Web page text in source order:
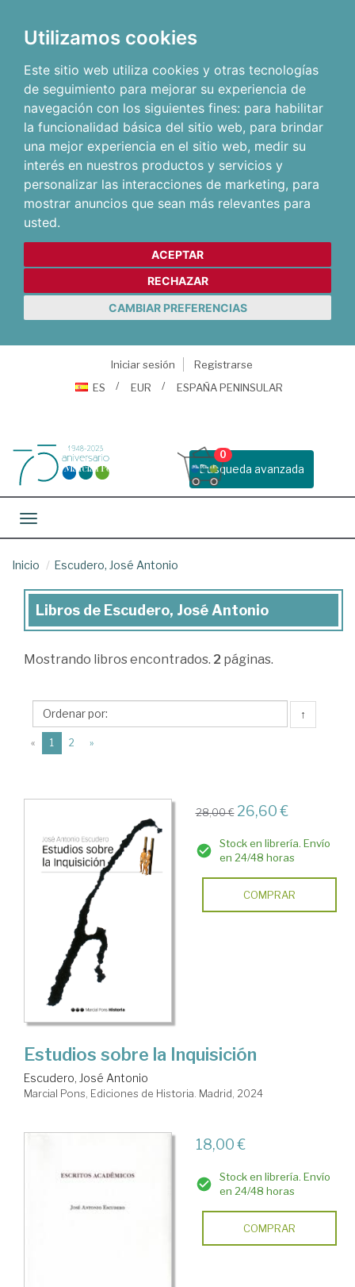
Utilizamos cookies
Este sitio web utiliza cookies y otras tecnologías
de seguimiento para mejorar su experiencia de
navegación con los siguientes fines: para habilitar
la funcionalidad básica del sitio web, para brindar
una mejor experiencia en el sitio web, medir su
interés en nuestros productos y servicios y
personalizar las interacciones de marketing, para
mostrar anuncios que sean más relevantes para
usted.
ACEPTAR
RECHAZAR
CAMBIAR PREFERENCIAS
Iniciar sesión
Registrarse
ES
EUR ESPAÑA PENINSULAR
Busqueda avanzada
0
Toggle navigation
Inicio Escudero, José Antonio
Libros
Escudero,
Antonio
Libros de Escudero, José Antonio
Mostrando libros encontrados. 2 páginas.
↑
« 1 (current)
2 »
28,00 € 26,60 €
Stock en librería. Envío
en 24/48 horas
COMPRAR
Estudios sobre la Inquisición
Escudero, José Antonio
Marcial Pons, Ediciones de Historia. Madrid, 2024
18,00 €
Stock en librería. Envío
en 24/48 horas
COMPRAR